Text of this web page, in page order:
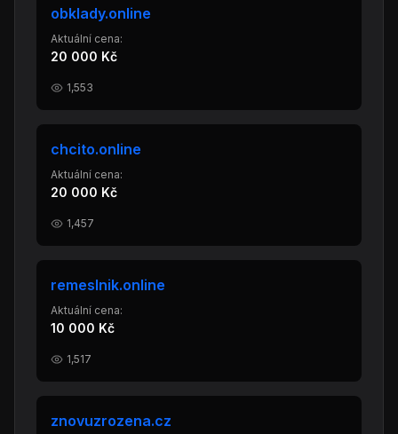
obklady.online
Aktuální cena:
20 000 Kč
1,553
chcito.online
Aktuální cena:
20 000 Kč
1,457
remeslnik.online
Aktuální cena:
10 000 Kč
1,517
znovuzrozena.cz